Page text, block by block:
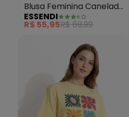
Blusa Feminina Canelada
(Amarelo)
ESSENDI
R$ 55,95R$ 69,99